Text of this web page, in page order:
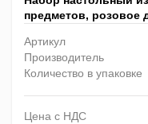
предметов, розовое
Артикул
Производитель
Количество в упаковке
Цена с НДС